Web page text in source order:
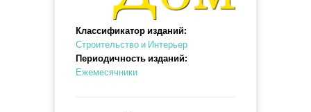
Классификатор изданий:
Строительство и Интерьер
Периодичность изданий:
Ежемесячники